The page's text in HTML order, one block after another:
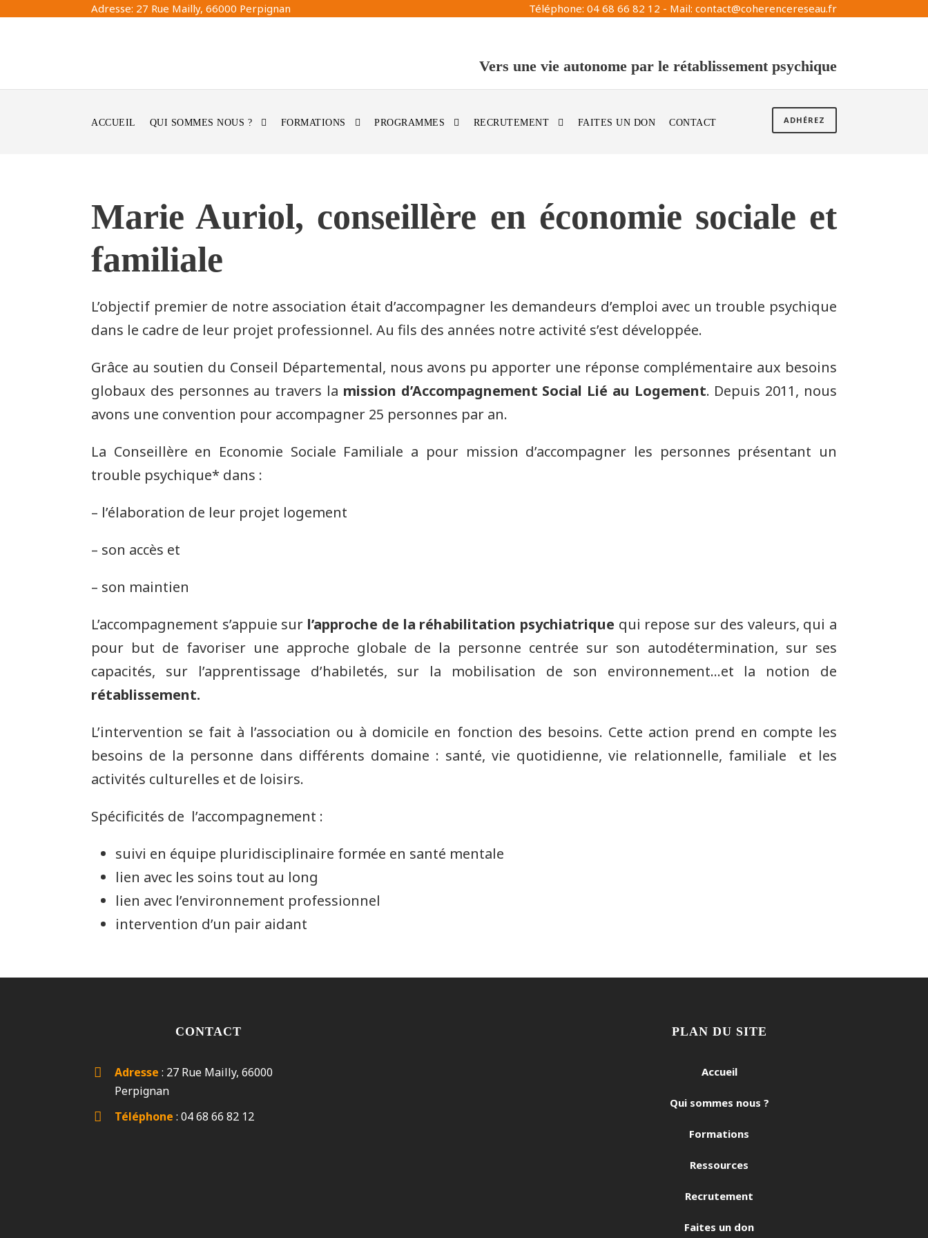
Adresse: 27 Rue Mailly, 66000 Perpignan Téléphone: 04 68 66 82 12 - Mail: contact@coherencereseau.fr
Vers une vie autonome par le rétablissement psychique
ACCUEIL QUI SOMMES NOUS ? FORMATIONS PROGRAMMES RECRUTEMENT FAITES UN DON CONTACT ADHÉREZ
Marie Auriol, conseillère en économie sociale et
familiale
L’objectif premier de notre association était d’accompagner les demandeurs d’emploi avec un trouble psychique
dans le cadre de leur projet professionnel. Au fils des années notre activité s’est développée.
Grâce au soutien du Conseil Départemental, nous avons pu apporter une réponse complémentaire aux besoins
globaux des personnes au travers la mission d’Accompagnement Social Lié au Logement. Depuis 2011, nous
avons une convention pour accompagner 25 personnes par an.
La Conseillère en Economie Sociale Familiale a pour mission d’accompagner les personnes présentant un
trouble psychique* dans :
– l’élaboration de leur projet logement
– son accès et
– son maintien
L’accompagnement s’appuie sur l’approche de la réhabilitation psychiatrique qui repose sur des valeurs, qui a
pour but de favoriser une approche globale de la personne centrée sur son autodétermination, sur ses
capacités, sur l’apprentissage d’habiletés, sur la mobilisation de son environnement…et la notion de
rétablissement.
L’intervention se fait à l’association ou à domicile en fonction des besoins. Cette action prend en compte les
besoins de la personne dans différents domaine : santé, vie quotidienne, vie relationnelle, familiale et les
activités culturelles et de loisirs.
Spécificités de l’accompagnement :
suivi en équipe pluridisciplinaire formée en santé mentale
lien avec les soins tout au long
lien avec l’environnement professionnel
intervention d’un pair aidant
CONTACT
Adresse : 27 Rue Mailly, 66000
Perpignan
Téléphone : 04 68 66 82 12
PLAN DU SITE
Accueil
Qui sommes nous ?
Formations
Ressources
Recrutement
Faites un don